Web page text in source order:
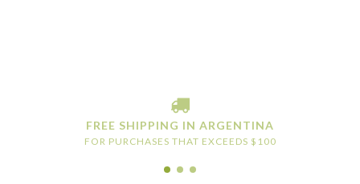
FREE SHIPPING IN ARGENTINA
FOR PURCHASES THAT EXCEEDS $100